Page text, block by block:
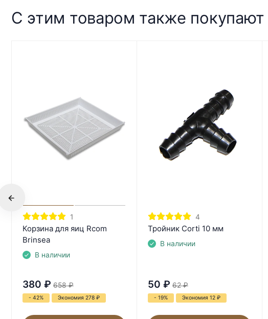
С этим товаром также покупают
1
Корзина для яиц Rcom
Brinsea
В наличии
380 ₽ 658 ₽
- 42% Экономия 278 ₽
4
Тройник Corti 10 мм
В наличии
50 ₽ 62 ₽
- 19% Экономия 12 ₽